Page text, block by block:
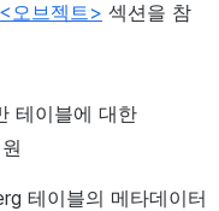
오브젝트> 섹션을 참
테이블에 대한
테이블의 메타데이터